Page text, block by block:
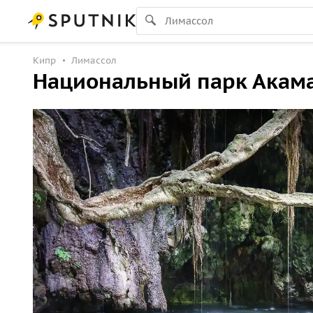
Кипр Лимассол
Национальный парк